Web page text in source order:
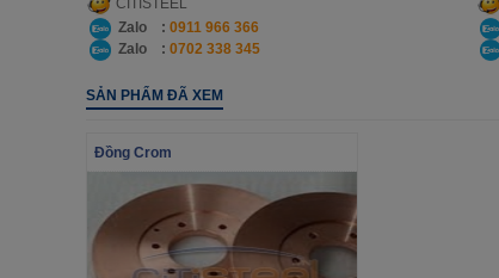
CITISTEEL
Zalo : 0911 966 366
Zalo : 0702 338 345
SẢN PHẨM ĐÃ XEM
Đồng Crom